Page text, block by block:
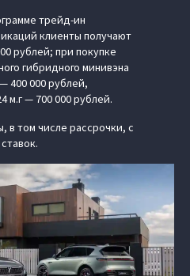
трейд-ин
клиенты получают
рублей; при покупке
гибридного минивэна
400 000 рублей,
м.г — 700 000 рублей.
в том числе рассрочки, с